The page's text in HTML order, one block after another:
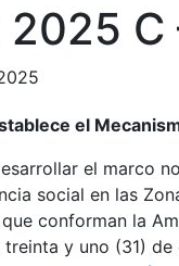
2025
el
el marco
social en las
conforman la
y uno (31)